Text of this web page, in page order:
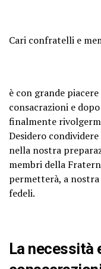
Cari confratelli e
è con grande
consacrazioni e
finalmente
Desidero
nella nostra
membri della
permetterà, a
fedeli.
La necessità